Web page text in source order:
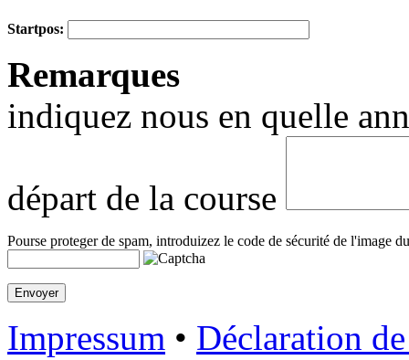
−
Startpos:
Remarques
indiquez nous en quelle
départ de la course
Pourse proteger de spam, introduizez le code de sécurité de l'image
Impressum • Déclaration